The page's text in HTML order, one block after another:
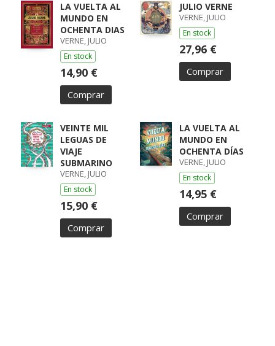
LA VUELTA AL
MUNDO EN
OCHENTA DIAS
VERNE, JULIO
En stock
14,90 €
Comprar
JULIO VERNE
VERNE, JULIO
En stock
27,96 €
Comprar
VEINTE MIL
LEGUAS DE
VIAJE
SUBMARINO
VERNE, JULIO
En stock
15,90 €
Comprar
LA VUELTA AL
MUNDO EN
OCHENTA DÍAS
VERNE, JULIO
En stock
14,95 €
Comprar